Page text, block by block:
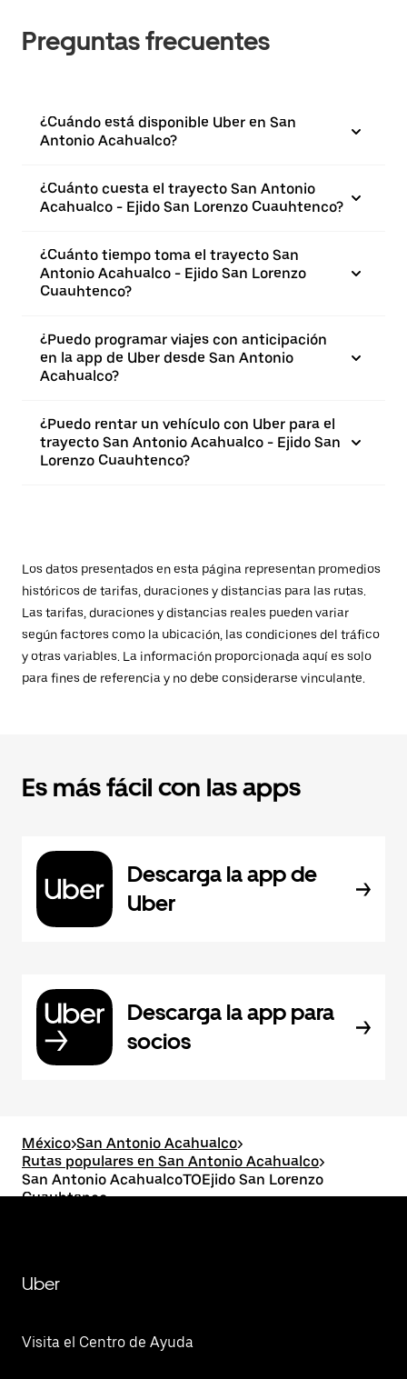
Preguntas frecuentes
¿Cuándo está disponible Uber en San
Antonio Acahualco?
¿Cuánto cuesta el trayecto San Antonio
Acahualco - Ejido San Lorenzo Cuauhtenco?
¿Cuánto tiempo toma el trayecto San
Antonio Acahualco - Ejido San Lorenzo
Cuauhtenco?
¿Puedo programar viajes con anticipación
en la app de Uber desde San Antonio
Acahualco?
¿Puedo rentar un vehículo con Uber para el
trayecto San Antonio Acahualco - Ejido San
Lorenzo Cuauhtenco?
Los datos presentados en esta página representan promedios
históricos de tarifas, duraciones y distancias para las rutas.
Las tarifas, duraciones y distancias reales pueden variar
según factores como la ubicación, las condiciones del tráfico
y otras variables. La información proporcionada aquí es solo
para fines de referencia y no debe considerarse vinculante.
Es más fácil con las apps
Descarga la app de
Uber
Descarga la app para
socios
México>San Antonio Acahualco>
Rutas populares en San Antonio Acahualco>
San Antonio AcahualcoTOEjido San Lorenzo
Cuauhtenco
Uber
Visita el Centro de Ayuda